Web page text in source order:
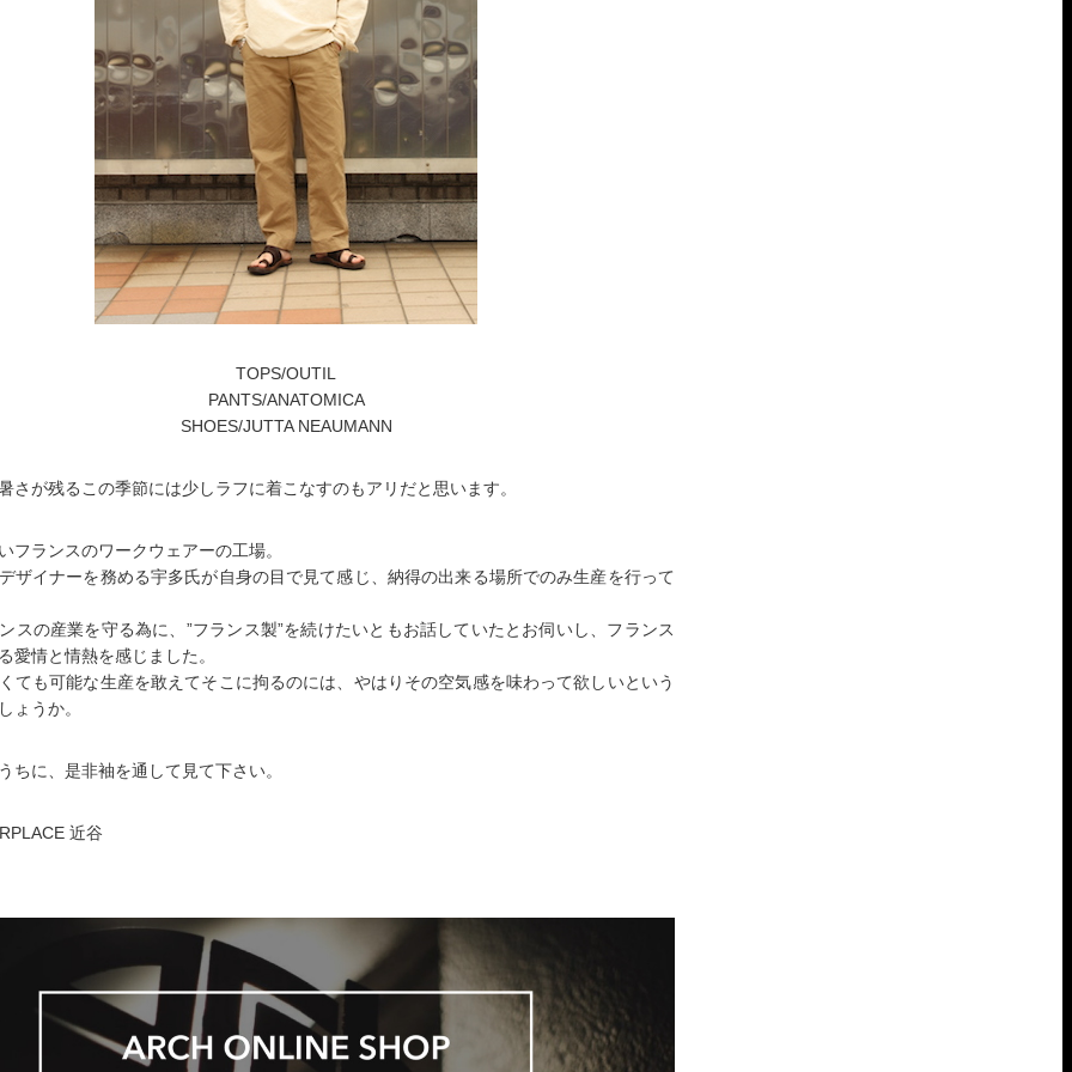
TOPS/OUTIL
PANTS/ANATOMICA
SHOES/JUTTA NEAUMANN
さが残るこの季節には少しラフに着こなすのもアリだと思います。
フランスのワークウェアーの工場。
ザイナーを務める宇多氏が自身の目で見て感じ、納得の出来る場所でのみ生産を行って
スの産業を守る為に、”フランス製”を続けたいともお話していたとお伺いし、フランス
愛情と情熱を感じました。
ても可能な生産を敢えてそこに拘るのには、やはりその空気感を味わって欲しいという
ょうか。
ちに、是非袖を通して見て下さい。
近谷